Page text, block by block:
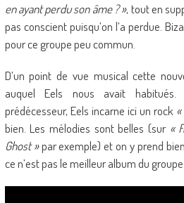
en ayant perdu son âme ? », tout en
pas conscient puisqu’on l’a perdue.
pour ce groupe peu commun.
D’un point de vue musical cette
auquel Eels nous avait
prédécesseur, Eels incarne ici un rock
bien. Les mélodies sont belles (sur «
Ghost »par exemple) et on y prend
ce n’est pas le meilleur album du groupe.